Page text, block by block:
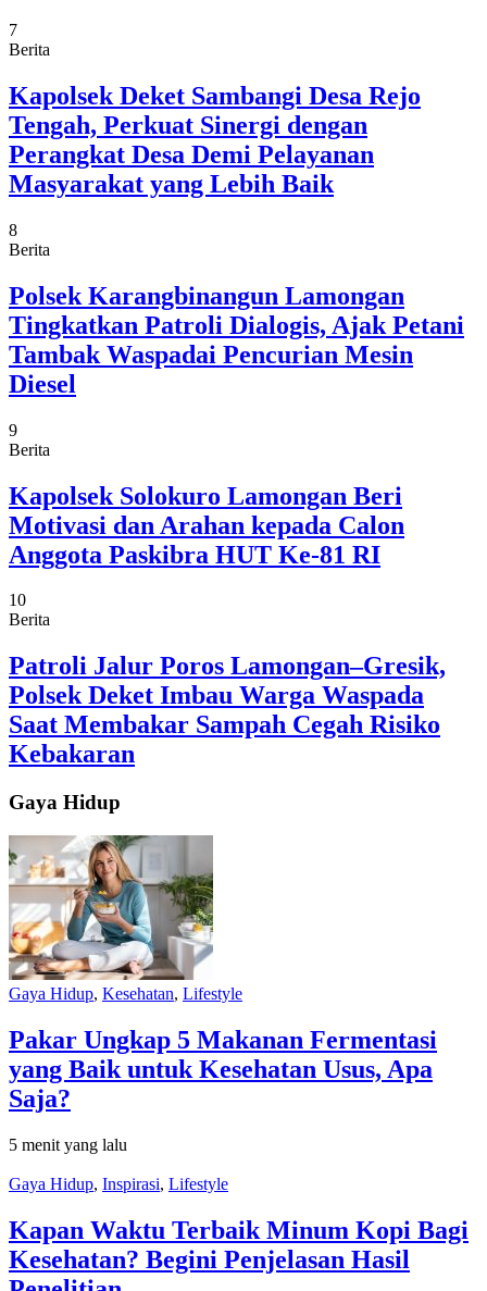
7
Berita
Kapolsek Deket Sambangi Desa Rejo
Tengah, Perkuat Sinergi dengan
Perangkat Desa Demi Pelayanan
Masyarakat yang Lebih Baik
8
Berita
Polsek Karangbinangun Lamongan
Tingkatkan Patroli Dialogis, Ajak Petani
Tambak Waspadai Pencurian Mesin
Diesel
9
Berita
Kapolsek Solokuro Lamongan Beri
Motivasi dan Arahan kepada Calon
Anggota Paskibra HUT Ke-81 RI
10
Berita
Patroli Jalur Poros Lamongan–Gresik,
Polsek Deket Imbau Warga Waspada
Saat Membakar Sampah Cegah Risiko
Kebakaran
Gaya Hidup
Gaya Hidup, Kesehatan, Lifestyle
Pakar Ungkap 5 Makanan Fermentasi
yang Baik untuk Kesehatan Usus, Apa
Saja?
5 menit yang lalu
Gaya Hidup, Inspirasi, Lifestyle
Kapan Waktu Terbaik Minum Kopi Bagi
Kesehatan? Begini Penjelasan Hasil